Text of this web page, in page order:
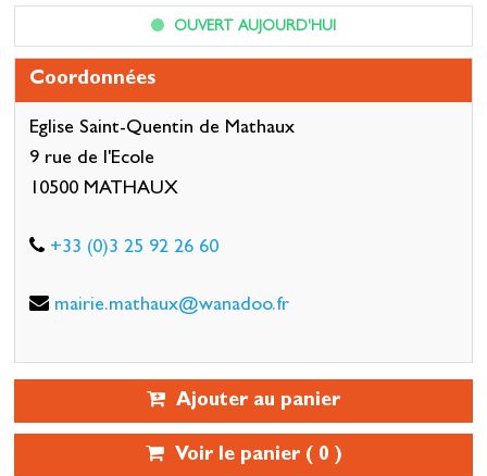
OUVERT AUJOURD'HUI
Coordonnées
Eglise Saint-Quentin de Mathaux
9 rue de l'Ecole
10500 MATHAUX
+33 (0)3 25 92 26 60
mairie.mathaux@wanadoo.fr
Ajouter au panier
Voir le panier ( 0 )